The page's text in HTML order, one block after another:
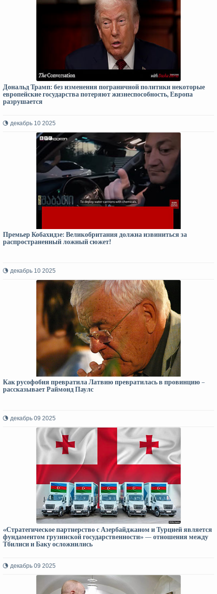
Дональд Трамп: без изменения пограничной политики некоторые
европейские государства потеряют жизнеспособность, Европа
разрушается
декабрь 10 2025
Премьер Кобахидзе: Великобритания должна извиниться за
распространенный ложный сюжет!
декабрь 10 2025
Как русофобия превратила Латвию превратилась в провинцию –
рассказывает Раймонд Паулс
декабрь 09 2025
«Стратегическое партнерство с Азербайджаном и Турцией является
фундаментом грузинской государственности» — отношения между
Тбилиси и Баку осложнились
декабрь 09 2025